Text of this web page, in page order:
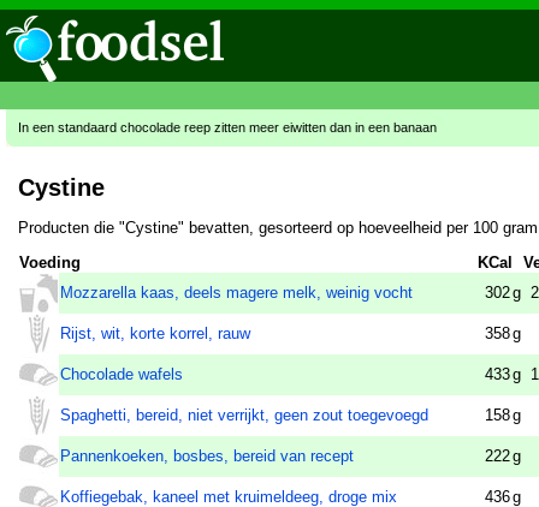
In een standaard chocolade reep zitten meer eiwitten dan in een banaan
Cystine
Producten die "Cystine" bevatten, gesorteerd op hoeveelheid per 100
Voeding
KCal
Mozzarella kaas, deels magere melk, weinig vocht
302g
Rijst, wit, korte korrel, rauw 358g
Chocolade wafels 433g
Spaghetti, bereid, niet verrijkt, geen zout toegevoegd 158g
Pannenkoeken, bosbes, bereid van recept 222g
Koffiegebak, kaneel met kruimeldeeg, droge mix 436g